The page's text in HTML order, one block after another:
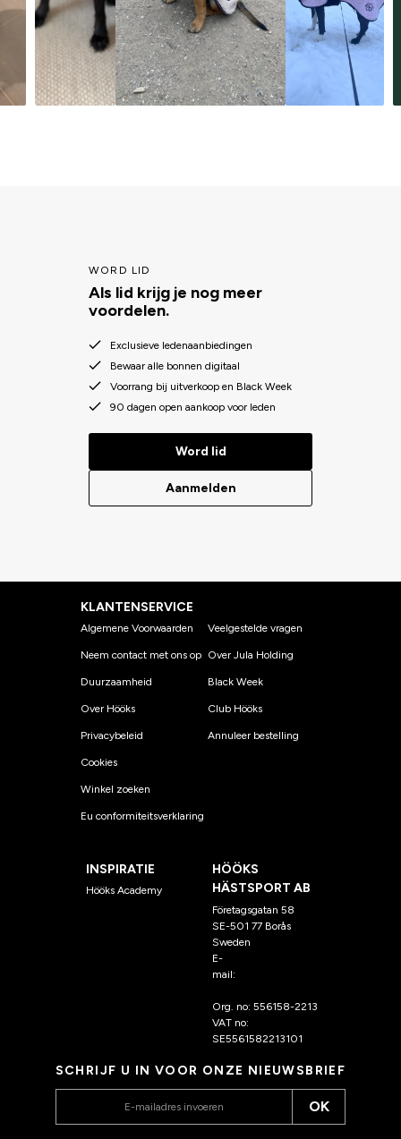
WORD LID
Als lid krijg je nog meer
voordelen.
Exclusieve ledenaanbiedingen
Bewaar alle bonnen digitaal
Voorrang bij uitverkoop en Black Week
90 dagen open aankoop voor leden
Word lid
Aanmelden
KLANTENSERVICE
Algemene Voorwaarden
Neem contact met ons op
Duurzaamheid
Over Hööks
Privacybeleid
Cookies
Winkel zoeken
Eu conformiteitsverklaring
Veelgestelde vragen
Over Jula Holding
Black Week
Club Hööks
Annuleer bestelling
INSPIRATIE
Hööks Academy
HÖÖKS
HÄSTSPORT AB
Företagsgatan 58
SE-501 77 Borås
Sweden
E-
mail:
Org. no: 556158-2213
VAT no:
SE5561582213101
SCHRIJF U IN VOOR ONZE NIEUWSBRIEF
OK